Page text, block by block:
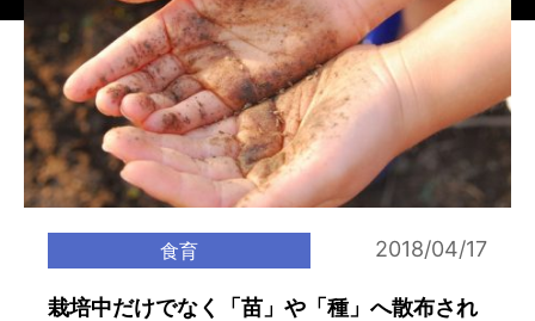
食育 2018/04/17
栽培中だけでなく「苗」や「種」へ散布され